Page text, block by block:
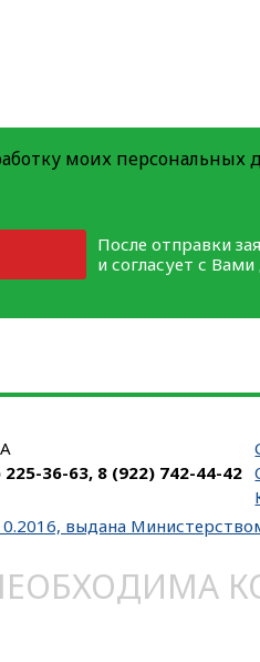
моих персональных
После отправки
и согласует с
225-36-63, 8 (922) 742-44-42
выдана